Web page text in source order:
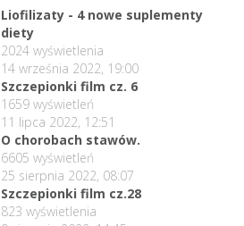
Liofilizaty - 4 nowe suplementy
diety
2024 wyświetlenia
14 września 2022, 19:00
Szczepionki film cz. 6
1659 wyświetleń
11 lipca 2022, 12:51
O chorobach stawów.
6605 wyświetleń
25 sierpnia 2022, 08:07
Szczepionki film cz.28
823 wyświetlenia